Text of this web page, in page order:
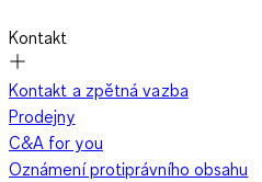
Děti tráví v zimě hodně času
čerstvém vzduchu posiluje
zimní zábava nekončila
oblečením, je potřeba
správné
Kontakt
Kontakt a zpětná vazba
Prodejny
C&A for you
Oznámení protiprávního obsahu